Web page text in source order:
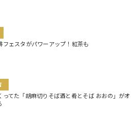
フェスタがパワーアップ！紅茶も
ってた「胡麻切りそば酒と肴とそば おおの」がオ